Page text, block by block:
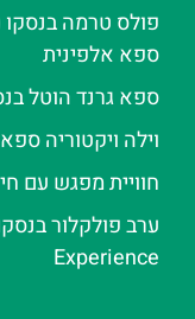
ספא אלפינית
ספא גרנד הוטל
וילה ויקטוריה
חוויית מפגש עם
Experience